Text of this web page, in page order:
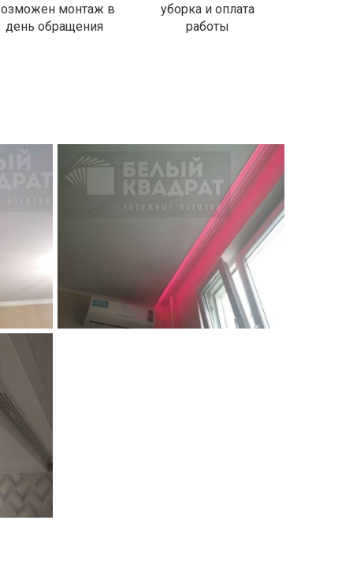
монтаж в
день обращения
уборка и оплата
работы